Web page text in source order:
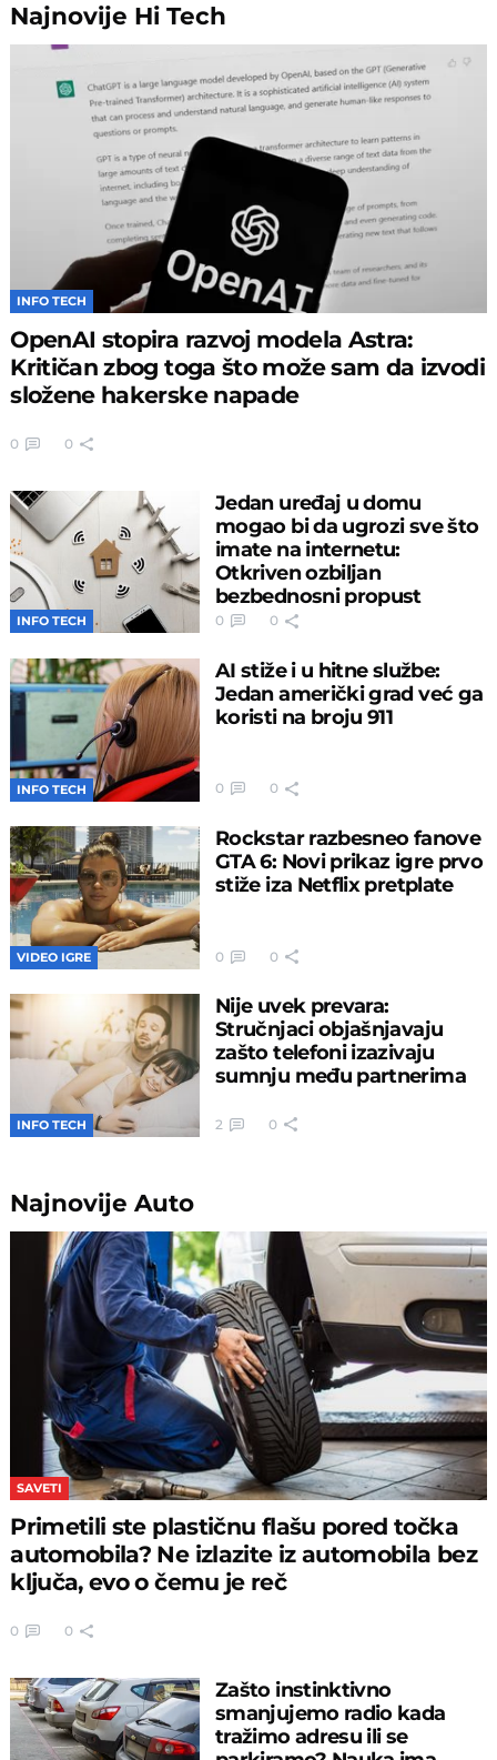
Najnovije Hi Tech
INFO TECH
OpenAI stopira razvoj modela Astra:
Kritičan zbog toga što može sam da izvodi
složene hakerske napade
0 0
INFO TECH
Jedan uređaj u domu
mogao bi da ugrozi sve što
imate na internetu:
Otkriven ozbiljan
bezbednosni propust
0 0
INFO TECH
AI stiže i u hitne službe:
Jedan američki grad već ga
koristi na broju 911
0 0
VIDEO IGRE
Rockstar razbesneo fanove
GTA 6: Novi prikaz igre prvo
stiže iza Netflix pretplate
0 0
INFO TECH
Nije uvek prevara:
Stručnjaci objašnjavaju
zašto telefoni izazivaju
sumnju među partnerima
2 0
NajnovijeAuto
SAVETI
Primetili ste plastičnu flašu pored točka
automobila? Ne izlazite iz automobila bez
ključa, evo o čemu je reč
0 0
Zašto instinktivno
smanjujemo radio kada
tražimo adresu ili se